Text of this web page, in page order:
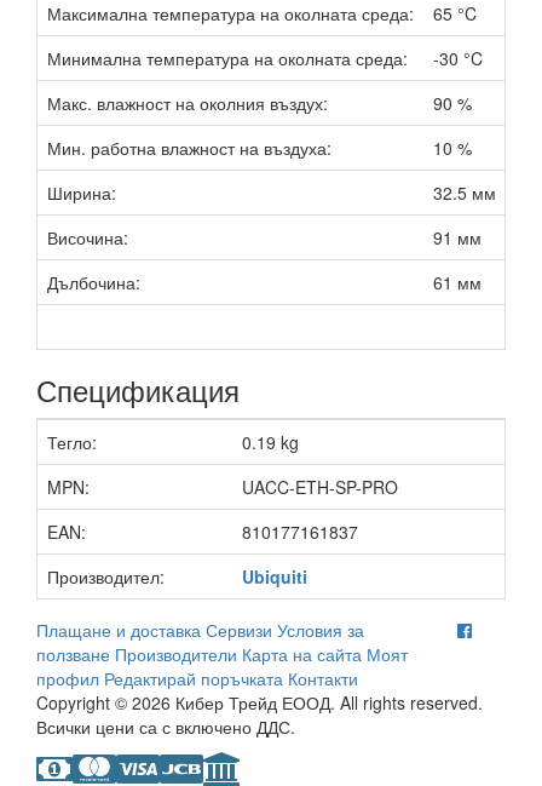
Максимална температура на околната среда:
65 °C
Минимална температура на околната среда:
-30 °C
Макс. влажност на околния въздух:
90 %
Мин. работна влажност на въздуха:
10 %
Ширина:
32.5 мм
Височина:
91 мм
Дълбочина:
61 мм
Спецификация
Тегло:
0.19 kg
MPN:
UACC-ETH-SP-PRO
EAN:
810177161837
Производител:
Ubiquiti
Плащане и доставка Сервизи Условия за
ползване Производители Карта на сайта Моят
профил Редактирай поръчката Контакти
Copyright © 2026 Кибер Трейд ЕООД. All rights reserved.
Всички цени са с включено ДДС.